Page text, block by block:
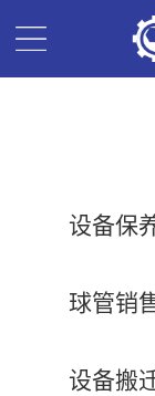
设备保
球管销
设备搬